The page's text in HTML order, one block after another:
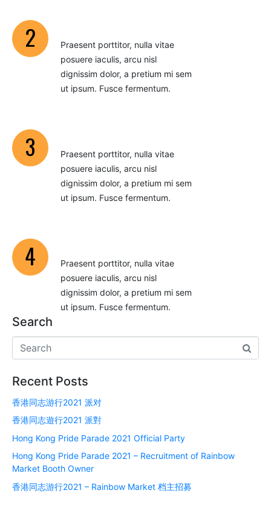
2
Praesent porttitor, nulla vitae
posuere iaculis, arcu nisl
dignissim dolor, a pretium mi sem
ut ipsum. Fusce fermentum.
3
Praesent porttitor, nulla vitae
posuere iaculis, arcu nisl
dignissim dolor, a pretium mi sem
ut ipsum. Fusce fermentum.
4
Praesent porttitor, nulla vitae
posuere iaculis, arcu nisl
dignissim dolor, a pretium mi sem
ut ipsum. Fusce fermentum.
Search
Recent Posts
香港同志游行2021 派对
香港同志遊行2021 派對
Hong Kong Pride Parade 2021 Official Party
Hong Kong Pride Parade 2021 – Recruitment of Rainbow
Market Booth Owner
香港同志游行2021 – Rainbow Market 档主招募